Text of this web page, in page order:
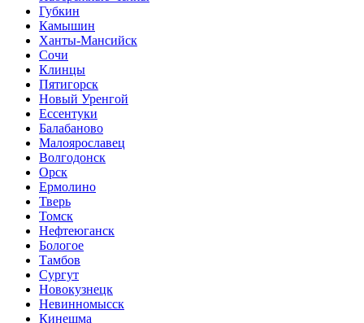
Губкин
Камышин
Ханты-Мансийск
Сочи
Клинцы
Пятигорск
Новый Уренгой
Ессентуки
Балабаново
Малоярославец
Волгодонск
Орск
Ермолино
Тверь
Томск
Нефтеюганск
Бологое
Тамбов
Сургут
Новокузнецк
Невинномысск
Кинешма